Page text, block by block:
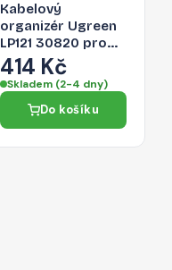
Kabelový
organizér Ugreen
LP121 30820 pro
kabely - černá
414 Kč
Skladem (2-4 dny)
Do košíku